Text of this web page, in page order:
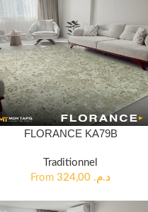
FLORANCE KA79B
Traditionnel
From
د.م.